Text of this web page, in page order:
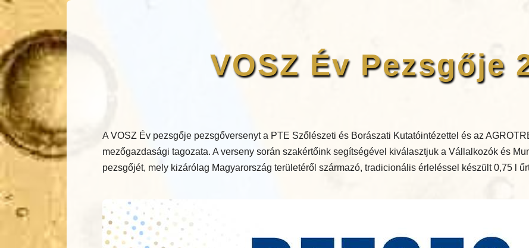
VOSZ Év Pezsgője
A VOSZ Év pezsgője pezsgőversenyt a PTE Szőlészeti és Borászati Kutatóintézettel és az
mezőgazdasági tagozata. A verseny során szakértőink segítségével kiválasztjuk a Vállalkozók és
pezsgőjét, mely kizárólag Magyarország területéről származó, tradicionális érleléssel készült 0,75 l